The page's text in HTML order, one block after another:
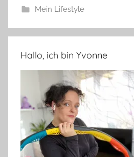
Mein Lifestyle
Hallo, ich bin Yvonne